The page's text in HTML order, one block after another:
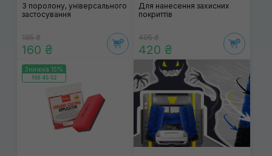
З поролону, універсального
застосування
185 ₴
160 ₴
Для нанесення захисних
покриттів
495 ₴
420 ₴
Знижка 15%
166:45:52